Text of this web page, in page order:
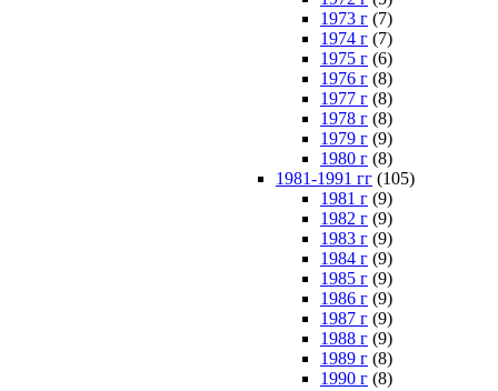
1973 г (7)
1974 г (7)
1975 г (6)
1976 г (8)
1977 г (8)
1978 г (8)
1979 г (9)
1980 г (8)
1981-1991 гг (105)
1981 г (9)
1982 г (9)
1983 г (9)
1984 г (9)
1985 г (9)
1986 г (9)
1987 г (9)
1988 г (9)
1989 г (8)
1990 г (8)